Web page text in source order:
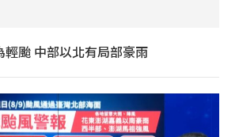
輕颱 中部以北有局部豪雨